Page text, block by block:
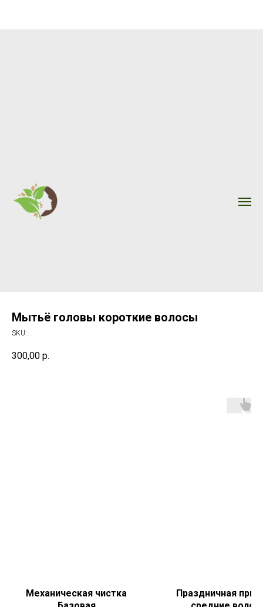
Мытьё головы короткие волосы
SKU:
300,00 р.
Механическая чистка
Праздничная